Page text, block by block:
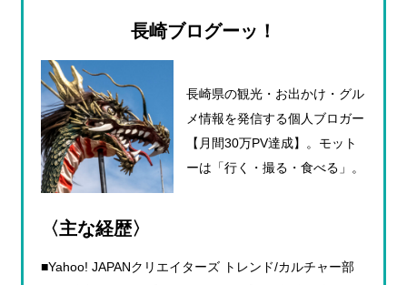
長崎ブログーッ！
長崎県の観光・お出かけ・グル
メ情報を発信する個人ブロガー
【月間30万PV達成】。モット
ーは「行く・撮る・食べる」。
〈主な経歴〉
■Yahoo! JAPANクリエイターズ トレンド/カルチャー部